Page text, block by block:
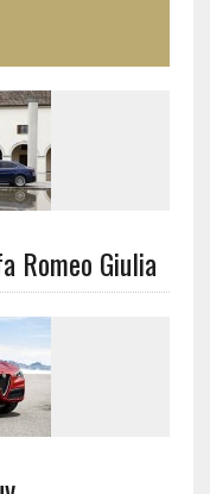
Romeo Giulia